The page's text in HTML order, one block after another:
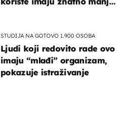
STUDIJA NA GOTOVO 1.900 OSOBA
Ljudi koji redovito rade ovo
imaju “mlađi” organizam,
pokazuje istraživanje